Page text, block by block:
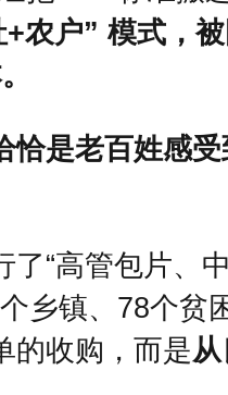
农户” 模式，
恰是老百姓感
了“高管包片、
乡镇、78个贫
的收购，而是